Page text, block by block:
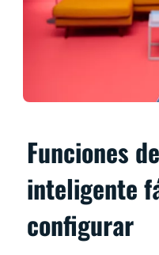
Funciones
inteligente
configurar